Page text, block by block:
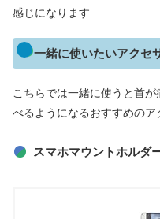
感じになります
一緒に使いたいアクセ
こちらでは一緒に使うと首
べるようになるおすすめの
スマホマウントホルダ